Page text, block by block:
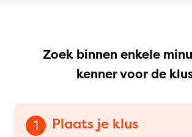
Zoek binnen enkele
kenner voor de
1 Plaats je klus